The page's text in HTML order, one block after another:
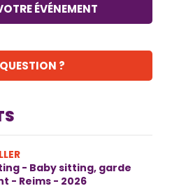
ÉVÉNEMENT
?
- Baby sitting, garde
- Reims - 2026